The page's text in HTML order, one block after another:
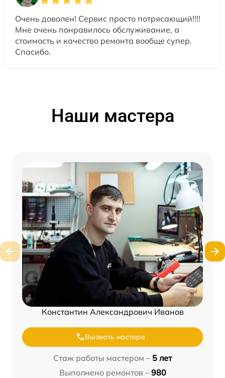
Очень доволен! Сервис просто потрясающий!!!!
Мне очень понравилось обслуживание, а
стоимость и качество ремонта вообще супер.
Спасибо.
Наши мастера
Константин Александрович Иванов
Вызвать мастера
Стаж работы мастером – 5 лет
Выполнено ремонтов – 980